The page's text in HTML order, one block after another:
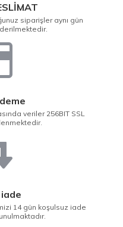
siparişler aynı gün
veriler 256BIT SSL
14 gün koşulsuz iade